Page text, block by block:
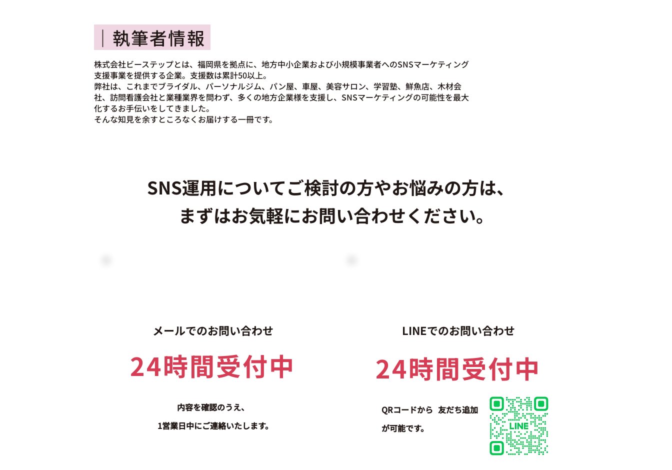
｜執筆者情報
株式会社ビーステップとは、福岡県を拠点に、地方中小企業および小規模事業者へのSNSマーケティング
支援事業を提供する企業。支援数は累計50以上。
弊社は、これまでブライダル、パーソナルジム、パン屋、車屋、美容サロン、学習塾、鮮魚店、木材会
社、訪問看護会社と業種業界を問わず、多くの地方企業様を支援し、SNSマーケティングの可能性を最大
化するお手伝いをしてきました。
そんな知見を余すところなくお届けする一冊です。
SNS運用についてご検討の方やお悩みの方は、
まずはお気軽にお問い合わせください。
メールでのお問い合わせ
24時間受付中
内容を確認のうえ、
1営業日中にご連絡いたします。
LINEでのお問い合わせ
24時間受付中
QRコードから 友だち追加
が可能です。